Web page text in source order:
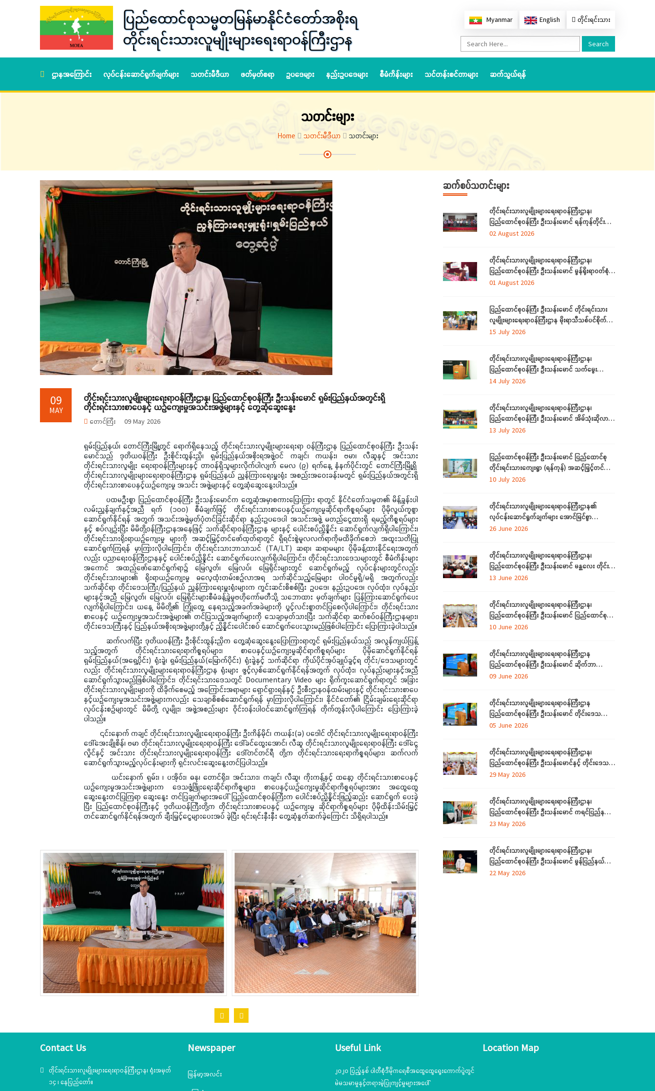
ပြည်ထောင်စုသမ္မတမြန်မာနိုင်ငံတော်အစိုးရ
တိုင်းရင်းသားလူမျိုးများရေးရာဝန်ကြီးဌာန
Myanmar English တိုင်းရင်းသား
Search
ဌာနအကြောင်း လုပ်ငန်းဆောင်ရွက်ချက်များ သတင်းမီဒီယာ ဖတ်မှတ်စရာ ဥပဒေများ နည်းဥပဒေများ စီမံကိန်းများ သင်တန်းစင်တာများ ဆက်သွယ်ရန်
သတင်းများ
Home သတင်းမီဒီယာ သတင်းများ
09
MAY
တိုင်းရင်းသားလူမျိုးများရေးရာဝန်ကြီးဌာန၊ ပြည်ထောင်စုဝန်ကြီး ဦးသန်းမောင် ရှမ်းပြည်နယ်အတွင်းရှိ
တိုင်းရင်းသားစာပေနှင့် ယဉ်ကျေးမှုအသင်းအဖွဲ့များနှင့် တွေ့ဆုံဆွေးနွေး
တောင်ကြီး 09 May 2026
ရှမ်းပြည်နယ်၊ တောင်ကြီးမြို့တွင် ရောက်ရှိနေသည့် တိုင်းရင်းသားလူမျိုးများရေးရာ ဝန်ကြီးဌာန ပြည်ထောင်စုဝန်ကြီး ဦးသန်း
မောင်သည် ဒုတိယဝန်ကြီး ဦးစိုင်းထွန်းညို၊ ရှမ်းပြည်နယ်အစိုးရအဖွဲ့ဝင် ကချင်၊ ကယန်း၊ ဗမာ၊ လီဆူနှင့် အင်းသား
တိုင်းရင်းသားလူမျိုး ရေးရာဝန်ကြီးများနှင့် တာဝန်ရှိသူများလိုက်ပါလျက် မေလ (၉) ရက်နေ့ နံနက်ပိုင်းတွင် တောင်ကြီးမြို့ရှိ
တိုင်းရင်းသားလူမျိုးများရေးရာဝန်ကြီးဌာန ရှမ်းပြည်နယ် ညွှန်ကြားရေးမှူးရုံး အစည်းအဝေးခန်းမတွင် ရှမ်းပြည်နယ်အတွင်းရှိ
တိုင်းရင်းသားစာပေနှင့်ယဉ်ကျေးမှု အသင်း အဖွဲ့များနှင့် တွေ့ဆုံဆွေးနွေးပါသည်။
ပထမဦးစွာ ပြည်ထောင်စုဝန်ကြီး ဦးသန်းမောင်က တွေ့ဆုံအမှာစကားပြောကြား ရာတွင် နိုင်ငံတော်သမ္မတ၏ မိန့်ခွန်းပါ
လမ်းညွှန်ချက်နှင့်အညီ ရက် (၁၀၀) စီမံချက်ဖြင့် တိုင်းရင်းသားစာပေနှင့်ယဉ်ကျေးမှုဆိုင်ရာကိစ္စရပ်များ ပိုမိုလွယ်ကူစွာ
ဆောင်ရွက်နိုင်ရန် အတွက် အသင်းအဖွဲ့မှတ်ပုံတင်ခြင်းဆိုင်ရာ နည်းဥပဒေပါ အသင်းအဖွဲ့ မတည်ငွေထားရှိ ရမည့်ကိစ္စရပ်များ
နှင့် စပ်လျဉ်းပြီး မိမိတို့ဝန်ကြီးဌာနအနေဖြင့် သက်ဆိုင်ရာဝန်ကြီးဌာန များနှင့် ပေါင်းစပ်ညှိနှိုင်း ဆောင်ရွက်လျက်ရှိပါကြောင်း၊
တိုင်းရင်းသားရိုးရာယဉ်ကျေးမှု များကို အဆင့်မြှင့်တင်ဖော်ထုတ်ရာတွင် ရှိရင်းစွဲမူလလက်ရာကိုမထိခိုက်စေဘဲ အထူးသတိပြု
ဆောင်ရွက်ကြရန် မှာကြားလိုပါကြောင်း၊ တိုင်းရင်းသားဘာသာသင် (TA/LT) ဆရာ၊ ဆရာမများ ပိုမိုခန့်ထားနိုင်ရေးအတွက်
လည်း ပညာရေးဝန်ကြီးဌာနနှင့် ပေါင်းစပ်ညှိနှိုင်း ဆောင်ရွက်ပေးလျက်ရှိပါကြောင်း၊ တိုင်းရင်းသားဒေသများတွင် စီမံကိန်းများ
အကောင် အထည်ဖော်ဆောင်ရွက်ရာ၌ မြေလွတ်၊ မြေလပ်၊ မြေရိုင်းများတွင် ဆောင်ရွက်မည့် လုပ်ငန်းများတွင်လည်း
တိုင်းရင်းသားများ၏ ရိုးရာယဉ်ကျေးမှု ဓလေ့ထုံးတမ်းစဉ်လာအရ သက်ဆိုင်သည့်မြေများ ပါဝင်မှုရှိ/မရှိ အတွက်လည်း
သက်ဆိုင်ရာ တိုင်းဒေသကြီး/ပြည်နယ် ညွှန်ကြားရေးမှူးရုံးများက ကွင်းဆင်းစိစစ်ပြီး ဥပဒေ၊ နည်းဥပဒေ၊ လုပ်ထုံး၊ လုပ်နည်း
များနှင့်အညီ မြေလွတ်၊ မြေလပ်၊ မြေရိုင်းများစီမံခန့်ခွဲမှုဗဟိုကော်မတီသို့ သဘောထား မှတ်ချက်များ ပြန်ကြားဆောင်ရွက်ပေး
လျက်ရှိပါကြောင်း၊ ယနေ့ မိမိတို့၏ ကြုံတွေ့ နေရသည့်အခက်အခဲများကို ပွင့်လင်းစွာတင်ပြစေလိုပါကြောင်း၊ တိုင်းရင်းသား
စာပေနှင့် ယဉ်ကျေးမှုအသင်းအဖွဲ့များ၏ တင်ပြသည့်အချက်များကို သေချာမှတ်သားပြီး သက်ဆိုင်ရာ ဆက်စပ်ဝန်ကြီးဌာနများ၊
တိုင်းဒေသကြီးနှင့် ပြည်နယ်အစိုးရအဖွဲ့များတို့နှင့် ညှိနှိုင်းပေါင်းစပ် ဆောင်ရွက်ပေးသွားမည်ဖြစ်ပါကြောင်း ပြောကြားခဲ့ပါသည်။
ဆက်လက်ပြီး ဒုတိယဝန်ကြီး ဦးစိုင်းထွန်းညိုက တွေ့ဆုံဆွေးနွေးပြောကြားရာတွင် ရှမ်းပြည်နယ်သည် အလွန်ကျယ်ပြန့်
သည့်အတွက် တိုင်းရင်းသားရေးရာကိစ္စရပ်များ၊ စာပေနှင့်ယဉ်ကျေးမှုဆိုင်ရာကိစ္စရပ်များ ပိုမိုဆောင်ရွက်နိုင်ရန်
ရှမ်းပြည်နယ်(အရှေ့ပိုင်း) ရုံးခွဲ၊ ရှမ်းပြည်နယ်(မြောက်ပိုင်း) ရုံးခွဲနှင့် သက်ဆိုင်ရာ ကိုယ်ပိုင်အုပ်ချုပ်ခွင့်ရ တိုင်း/ဒေသများတွင်
လည်း တိုင်းရင်းသားလူမျိုးများရေးရာဝန်ကြီးဌာန ရုံးများ ဖွင့်လှစ်ဆောင်ရွက်နိုင်ရန်အတွက် လုပ်ထုံး၊ လုပ်နည်းများနှင့်အညီ
ဆောင်ရွက်သွားမည်ဖြစ်ပါကြောင်း၊ တိုင်းရင်းသားဒေသတွင် Documentary Video များ ရိုက်ကူးဆောင်ရွက်ရာတွင် အခြား
တိုင်းရင်းသားလူမျိုးများကို ထိခိုက်စေမည့် အကြောင်းအရာများ ရှောင်ရှားရန်နှင့် ဦးစီးဌာနဝန်ထမ်းများနှင့် တိုင်းရင်းသားစာပေ
နှင့်ယဉ်ကျေးမှုအသင်းအဖွဲ့များကလည်း သေချာစိစစ်ဆောင်ရွက်ရန် မှာကြားလိုပါကြောင်း၊ နိုင်ငံတော်၏ ငြိမ်းချမ်းရေးဆိုင်ရာ
လုပ်ငန်းစဉ်များတွင် မိမိတို့ လူမျိုး၊ အဖွဲ့အစည်းများ ဝိုင်းဝန်းပါဝင်ဆောင်ရွက်ကြရန် တိုက်တွန်းလိုပါကြောင်း ပြောကြားခဲ့
ပါသည်။
၎င်းနောက် ကချင် တိုင်းရင်းသားလူမျိုးရေးရာဝန်ကြီး ဦးကိန်မိုင်၊ ကယန်း(ခ) ပဒေါင် တိုင်းရင်းသားလူမျိုးရေးရာဝန်ကြီး
ဒေါ်အေးချိုစိန်၊ ဗမာ တိုင်းရင်းသားလူမျိုးရေးရာဝန်ကြီး ဒေါ်ခင်ထွေးအောင်၊ လီဆူ တိုင်းရင်းသားလူမျိုးရေးရာဝန်ကြီး ဒေါ်ငွေ
လှိုင်နှင့် အင်းသား တိုင်းရင်းသားလူမျိုးရေးရာဝန်ကြီး ဒေါ်တင်တင်ရီ တို့က တိုင်းရင်းသားရေးရာကိစ္စရပ်များ၊ ဆက်လက်
ဆောင်ရွက်သွားမည့်လုပ်ငန်းများကို ရှင်းလင်းဆွေးနွေးတင်ပြပါသည်။
ယင်းနောက် ရှမ်း၊ ၊ ပအိုဝ်း၊ ဓနု၊ တောင်ရိုး၊ အင်းသား၊ ကချင်၊ လီဆူ၊ ကိုးကန့်နှင့် ထနော့ တိုင်းရင်းသားစာပေနှင့်
ယဉ်ကျေးမှုအသင်းအဖွဲ့များက ဒေသဖွံ့ဖြိုးရေးဆိုင်ရာကိစ္စများ၊ စာပေနှင့်ယဉ်ကျေးမှုဆိုင်ရာကိစ္စရပ်များအား အထွေထွေ
ဆွေးနွေးတင်ပြကြရာ ဆွေးနွေး တင်ပြချက်များအပေါ် ပြည်ထောင်စုဝန်ကြီးက ပေါင်းစပ်ညှိနှိုင်းဖြည့်ဆည်း ဆောင်ရွက် ပေးခဲ့
ပြီး ပြည်ထောင်စုဝန်ကြီးနှင့် ဒုတိယဝန်ကြီးတို့က တိုင်းရင်းသားစာပေနှင့် ယဉ်ကျေးမှု ဆိုင်ရာကိစ္စရပ်များ ပိုမိုထိန်းသိမ်းမြှင့်
တင်ဆောင်ရွက်နိုင်ရန်အတွက် ချီးမြှင့်ငွေများပေးအပ် ခဲ့ပြီး ရင်းရင်းနှီးနှီး တွေ့ဆုံနှုတ်ဆက်ခဲ့ကြောင်း သိရှိရပါသည်။
ဆက်စပ်သတင်းများ
တိုင်းရင်းသားလူမျိုးများရေးရာဝန်ကြီးဌာန၊
ပြည်ထောင်စုဝန်ကြီး ဦးသန်းမောင် ရန်ကုန်တိုင်း
ဒေသကြီးအတွင်းရှိ တိုင်းရင်းသားဘာသာသင် ဆရာ/
02 August 2026
တိုင်းရင်းသားလူမျိုးများရေးရာဝန်ကြီးဌာန၊
ပြည်ထောင်စုဝန်ကြီး ဦးသန်းမောင် မွန်ရိုးရာဝတ်စုံ
ချုပ်လုပ်နည်းသင်တန်းဆင်းပွဲအခမ်းအနားသို့တက်
01 August 2026
ပြည်ထောင်စုဝန်ကြီး ဦးသန်းမောင် တိုင်းရင်းသား
လူမျိုးများရေးရာဝန်ကြီးဌာန မိုးရာသီသစ်ပင်စိုက်ပျိုး
ပွဲ အခမ်းအနားတက်ရောက်
15 July 2026
တိုင်းရင်းသားလူမျိုးများရေးရာဝန်ကြီးဌာန၊
ပြည်ထောင်စုဝန်ကြီး ဦးသန်းမောင် သက်မွေး
ပညာသင်တန်းများ သင်တန်းဆင်းပွဲအခမ်းအနားသို့
14 July 2026
တိုင်းရင်းသားလူမျိုးများရေးရာဝန်ကြီးဌာန၊
ပြည်ထောင်စုဝန်ကြီး ဦးသန်းမောင် အိမ်သုံးဆိုလာ
များ လွှဲပြောင်းထောက်ပံ့ပေးခြင်း အခမ်းအနားသို့
13 July 2026
ပြည်ထောင်စုဝန်ကြီး ဦးသန်းမောင် ပြည်ထောင်စု
တိုင်းရင်းသားကျေးရွာ (ရန်ကုန်) အဆင့်မြှင့်တင်
လုပ်ငန်းဆောင်ရွက်မှုများအား သွားရောက်ကြည့်ရှု
10 July 2026
တိုင်းရင်းသားလူမျိုးများရေးရာဝန်ကြီးဌာန၏
လုပ်ငန်းဆောင်ရွက်ချက်များ အောင်မြင်စွာ
အကောင်အထည်ဖော်နိုင်ရေးအတွက် ရှင်းလင်း
26 June 2026
တိုင်းရင်းသားလူမျိုးများရေးရာဝန်ကြီးဌာန၊
ပြည်ထောင်စုဝန်ကြီး ဦးသန်းမောင် မန္တလေး တိုင်း
ဒေသကြီးအတွင်းရှိ တိုင်းရင်းသားစာပေနှင့်
13 June 2026
တိုင်းရင်းသားလူမျိုးများရေးရာဝန်ကြီးဌာန၊
ပြည်ထောင်စုဝန်ကြီး ဦးသန်းမောင် ပြည်ထောင်စု
နယ်မြေ နေပြည်တော်အတွင်းရှိ တိုင်းရင်းသားစာပေ
ဆွေးနွေး
10 June 2026
တိုင်းရင်းသားလူမျိုးများရေးရာဝန်ကြီးဌာန
ပြည်ထောင်စုဝန်ကြီး ဦးသန်းမောင် ဆိုက်ဘာ
လုံခြုံရေး (Cyber Security) ဆိုင်ရာ အသိပညာ
09 June 2026
တိုင်းရင်းသားလူမျိုးများရေးရာဝန်ကြီးဌာန
ပြည်ထောင်စုဝန်ကြီး ဦးသန်းမောင် တိုင်းဒေသကြီး
နှင့် ပြည်နယ်များမှ လေ့လာရေးခရီးလာရောက်ကြ
အသင်းအဖွဲ့ ကိုယ်စားလှယ်များအား တည်ခင်းဧည့်ခံ
သည့် ဂုဏ်ပြုညစာစားပွဲသို့တက်ရောက်
05 June 2026
တိုင်းရင်းသားလူမျိုးများရေးရာဝန်ကြီးဌာန၊
ပြည်ထောင်စုဝန်ကြီး ဦးသန်းမောင်နှင့် တိုင်းဒေသ
ကြီးနှင့်ပြည်နယ် တိုင်းရင်းသားလူမျိုးရေးရာဝန်ကြီး
29 May 2026
တိုင်းရင်းသားလူမျိုးများရေးရာဝန်ကြီးဌာန၊
ပြည်ထောင်စုဝန်ကြီး ဦးသန်းမောင် ကရင်ပြည်နယ်
အတွင်းရှိ တိုင်းရင်းသားစာပေနှင့်ယဉ်ကျေးမှု
နှင့်တွေ့ဆုံအမှာစကားပြောကြား
23 May 2026
တိုင်းရင်းသားလူမျိုးများရေးရာဝန်ကြီးဌာန၊
ပြည်ထောင်စုဝန်ကြီး ဦးသန်းမောင် မွန်ပြည်နယ်
အတွင်းရှိ တိုင်းရင်းသားစာပေနှင့်ယဉ်ကျေးမှု
22 May 2026
Contact Us
တိုင်းရင်းသားလူမျိုးများရေးရာဝန်ကြီးဌာန၊ ရုံးအမှတ်
၁၄ ၊ နေပြည်တော်။
Newspaper
မြန်မာ့အလင်း
Useful Link
၂၀၂၀ ပြည့်နှစ် ပါတီစုံဒီမိုကရေစီအထွေထွေရွေးကောက်ပွဲတွင်
မဲမသမာမှုနှင့်တရားမဲ့ပြုကျင့်မှုများအပေါ်
Location Map